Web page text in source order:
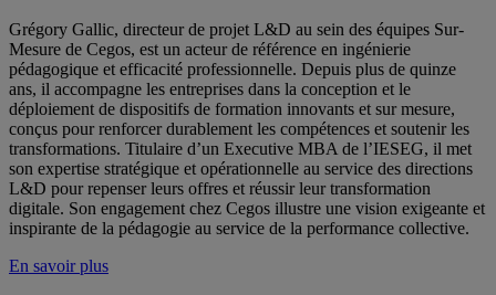
Grégory Gallic, directeur de projet L&D au sein des équipes Sur-
Mesure de Cegos, est un acteur de référence en ingénierie
pédagogique et efficacité professionnelle. Depuis plus de quinze
ans, il accompagne les entreprises dans la conception et le
déploiement de dispositifs de formation innovants et sur mesure,
conçus pour renforcer durablement les compétences et soutenir les
transformations. Titulaire d’un Executive MBA de l’IESEG, il met
son expertise stratégique et opérationnelle au service des directions
L&D pour repenser leurs offres et réussir leur transformation
digitale. Son engagement chez Cegos illustre une vision exigeante et
inspirante de la pédagogie au service de la performance collective.
En savoir plus